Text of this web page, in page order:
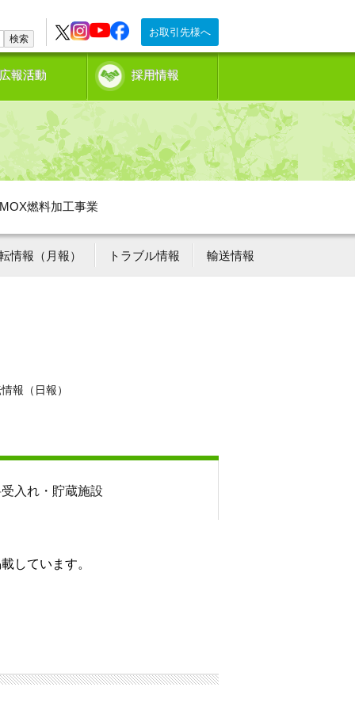
お取引先様へ
検索
広報活動 採用情報
MOX燃料加工事業
情報（月報） トラブル情報 輸送情報
報（日報）
受入れ・貯蔵施設
しています。